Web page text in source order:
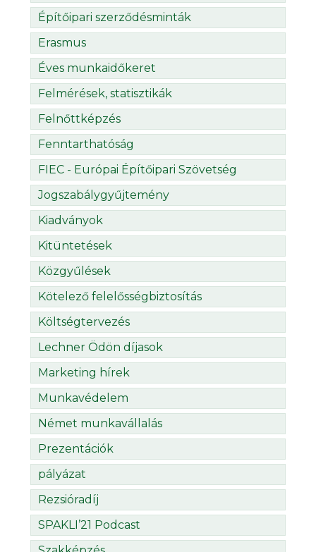
Építőipari szerződésminták
Erasmus
Éves munkaidőkeret
Felmérések, statisztikák
Felnőttképzés
Fenntarthatóság
FIEC - Európai Építőipari Szövetség
Jogszabálygyűjtemény
Kiadványok
Kitüntetések
Közgyűlések
Kötelező felelősségbiztosítás
Költségtervezés
Lechner Ödön díjasok
Marketing hírek
Munkavédelem
Német munkavállalás
Prezentációk
pályázat
Rezsióradíj
SPAKLI’21 Podcast